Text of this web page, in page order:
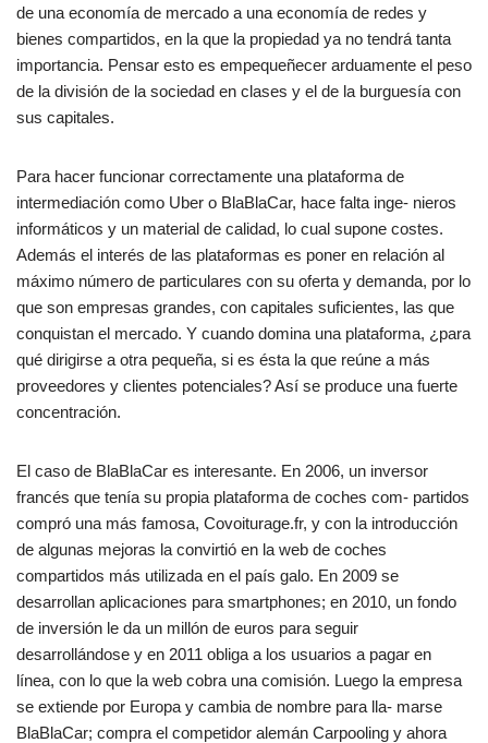
de una economía de mercado a una economía de redes y
bienes compartidos, en la que la propiedad ya no tendrá tanta
importancia. Pensar esto es empequeñecer arduamente el peso
de la división de la sociedad en clases y el de la burguesía con
sus capitales.
Para hacer funcionar correctamente una plataforma de
intermediación como Uber o BlaBlaCar, hace falta inge- nieros
informáticos y un material de calidad, lo cual supone costes.
Además el interés de las plataformas es poner en relación al
máximo número de particulares con su oferta y demanda, por lo
que son empresas grandes, con capitales suficientes, las que
conquistan el mercado. Y cuando domina una plataforma, ¿para
qué dirigirse a otra pequeña, si es ésta la que reúne a más
proveedores y clientes potenciales? Así se produce una fuerte
concentración.
El caso de BlaBlaCar es interesante. En 2006, un inversor
francés que tenía su propia plataforma de coches com- partidos
compró una más famosa, Covoiturage.fr, y con la introducción
de algunas mejoras la convirtió en la web de coches
compartidos más utilizada en el país galo. En 2009 se
desarrollan aplicaciones para smartphones; en 2010, un fondo
de inversión le da un millón de euros para seguir
desarrollándose y en 2011 obliga a los usuarios a pagar en
línea, con lo que la web cobra una comisión. Luego la empresa
se extiende por Europa y cambia de nombre para lla- marse
BlaBlaCar; compra el competidor alemán Carpooling y ahora